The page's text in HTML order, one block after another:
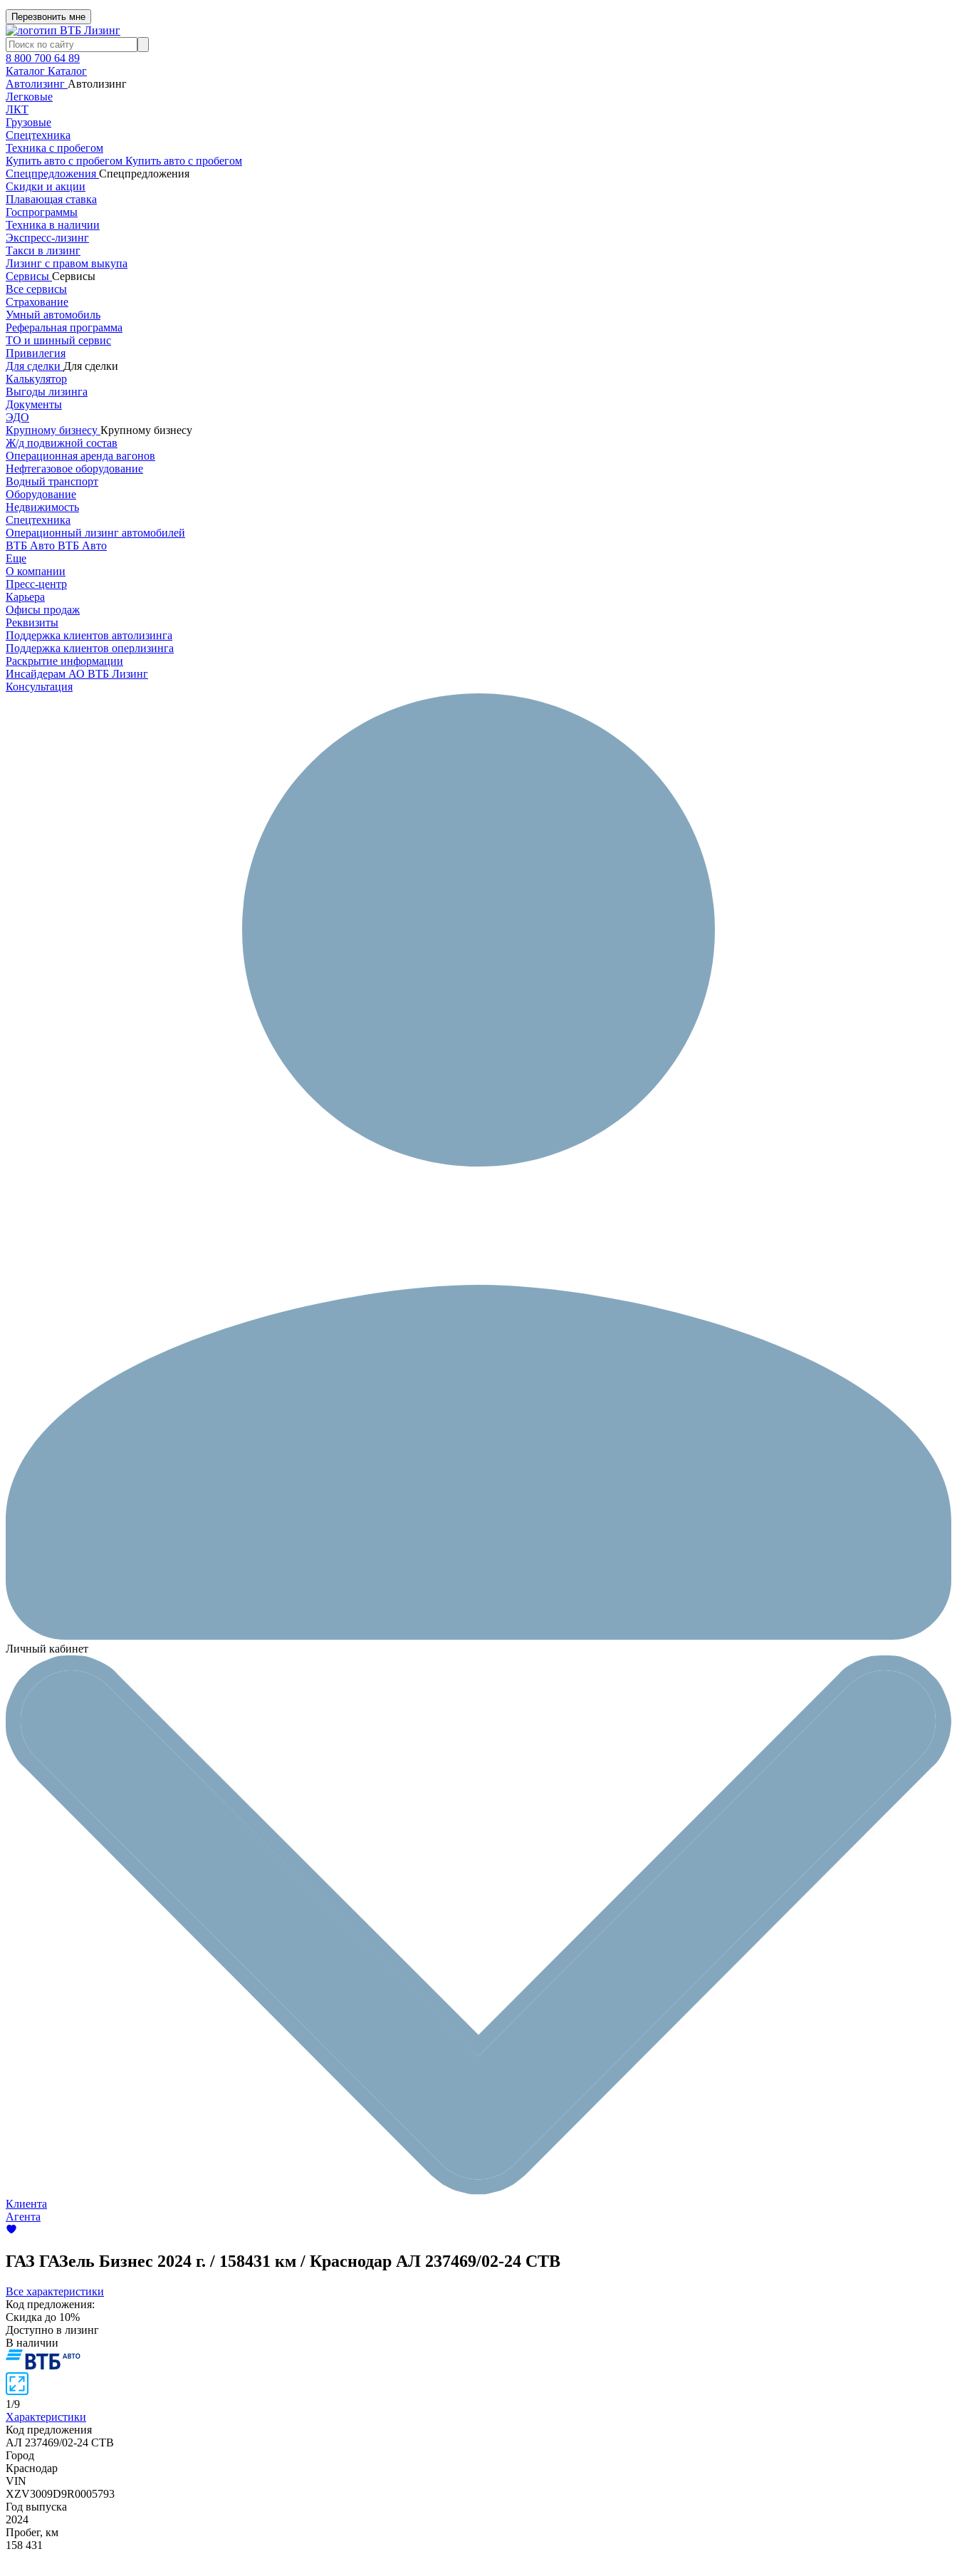
Перезвонить мне
8 800 700 64 89
Каталог Каталог
Автолизинг Автолизинг
Легковые
ЛКТ
Грузовые
Спецтехника
Техника с пробегом
Купить авто с пробегом Купить авто с пробегом
Спецпредложения Спецпредложения
Скидки и акции
Плавающая ставка
Госпрограммы
Техника в наличии
Экспресс-лизинг
Такси в лизинг
Лизинг с правом выкупа
Сервисы Сервисы
Все сервисы
Страхование
Умный автомобиль
Реферальная программа
ТО и шинный сервис
Привилегия
Для сделки Для сделки
Калькулятор
Выгоды лизинга
Документы
ЭДО
Крупному бизнесу Крупному бизнесу
Ж/д подвижной состав
Операционная аренда вагонов
Нефтегазовое оборудование
Водный транспорт
Оборудование
Недвижимость
Спецтехника
Операционный лизинг автомобилей
ВТБ Авто ВТБ Авто
Еще
О компании
Пресс-центр
Карьера
Офисы продаж
Реквизиты
Поддержка клиентов автолизинга
Поддержка клиентов оперлизинга
Раскрытие информации
Инсайдерам АО ВТБ Лизинг
Консультация
Личный кабинет
Клиента
Агента
ГАЗ ГАЗель Бизнес 2024 г. / 158431 км / Краснодар АЛ 237469/02-24 СТВ
Все характеристики
Код предложения:
Скидка до 10%
Доступно в лизинг
В наличии
1/9
Характеристики
Код предложения
АЛ 237469/02-24 СТВ
Город
Краснодар
VIN
XZV3009D9R0005793
Год выпуска
2024
Пробег, км
158 431